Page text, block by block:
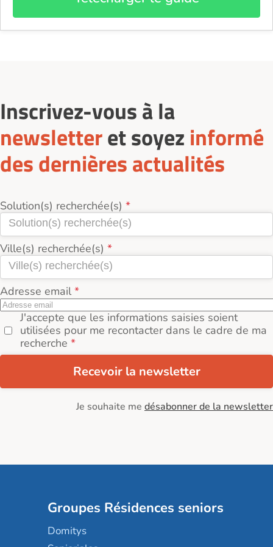
Inscrivez-vous à la
newsletteret soyez informé
des dernières actualités
Solution(s) recherchée(s)
Ville(s) recherchée(s)
Adresse email
J'accepte que les informations saisies soient
utilisées pour me recontacter dans le cadre de ma
recherche
Recevoir la newsletter
Je souhaite me désabonner de la newsletter
Groupes Résidences seniors
Domitys